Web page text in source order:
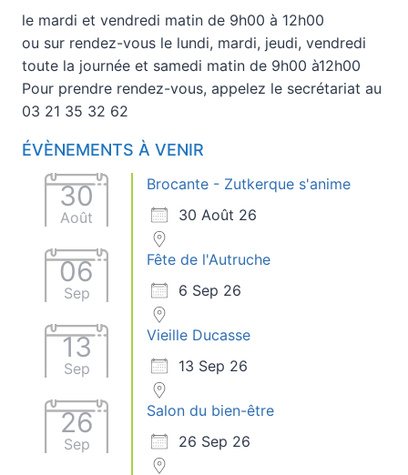
le mardi et vendredi matin de 9h00 à 12h00
ou sur rendez-vous le lundi, mardi, jeudi, vendredi
toute la journée et samedi matin de 9h00 à12h00
Pour prendre rendez-vous, appelez le secrétariat au
03 21 35 32 62
ÉVÈNEMENTS À VENIR
30
Août
Brocante - Zutkerque s'anime
30 Août 26
06
Sep
Fête de l'Autruche
6 Sep 26
13
Sep
Vieille Ducasse
13 Sep 26
26
Sep
Salon du bien-être
26 Sep 26